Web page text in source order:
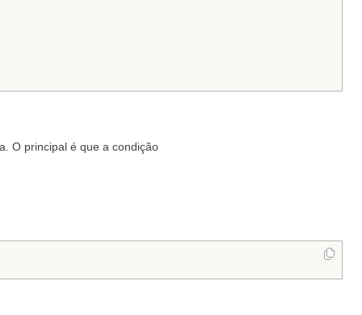
O principal é que a condição